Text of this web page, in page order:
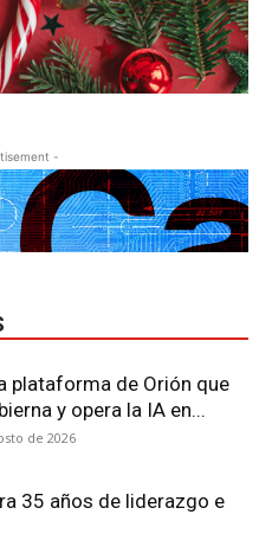
-
plataforma de Orión que
y opera la IA en...
de 2026
35 años de liderazgo e